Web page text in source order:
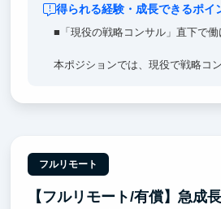
得られる経験・成長できるポイ
■「現役の戦略コンサル」直下で働
本ポジションでは、現役で戦略コ
「どこに問いを立て、どう構造化
思決定するか」を、隣で見て・任
境です。
フルリモート
【フルリモート/有償】急成